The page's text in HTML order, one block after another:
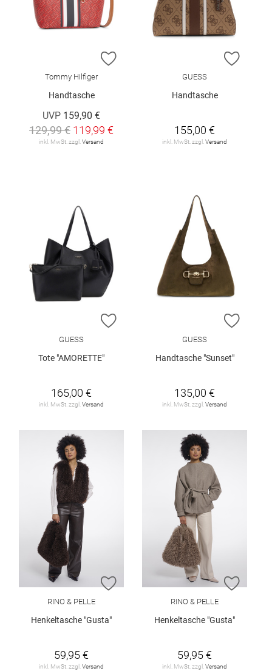
ZUR WUNSCHLISTE HINZUFÜGEN
Tommy Hilfiger
Handtasche
UVP 159,90 €
129,99 € 119,99 €
inkl. MwSt. zzgl. Versand
ZUR
GUESS
Handtasche
155,00 €
inkl. MwSt. zzgl. Versand
ZUR WUNSCHLISTE HINZUFÜGEN
GUESS
Tote "AMORETTE"
165,00 €
inkl. MwSt. zzgl. Versand
ZUR
GUESS
Handtasche "Sunset"
135,00 €
inkl. MwSt. zzgl. Versand
ZUR WUNSCHLISTE HINZUFÜGEN
RINO & PELLE
Henkeltasche "Gusta"
59,95 €
inkl. MwSt. zzgl.Versand
ZUR
RINO & PELLE
Henkeltasche "Gusta"
59,95 €
inkl. MwSt. zzgl.Versand